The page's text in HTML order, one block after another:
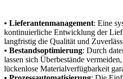
• Lieferantenmanagement: Eine
kontinuierliche Entwicklung der
langfristig die Qualität und
• Bestandsoptimierung: Durch
lassen sich Überbestände
lückenlose Materialverfügbarkeit